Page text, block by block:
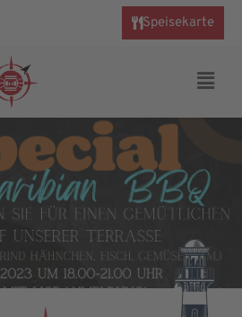
Speisekarte